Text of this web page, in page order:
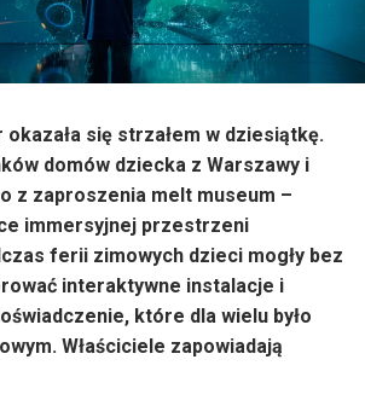
się strzałem w dziesiątkę.
domów dziecka z Warszawy i
z zaproszenia melt museum –
immersyjnej przestrzeni
ferii zimowych dzieci mogły bez
interaktywne instalacje i
które dla wielu było
Właściciele zapowiadają